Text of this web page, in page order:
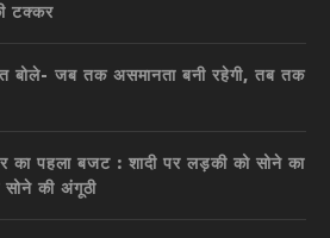
टक्कर
बोले- जब तक असमानता बनी रहेगी, तब तक
का पहला बजट : शादी पर लड़की को सोने का
की अंगूठी